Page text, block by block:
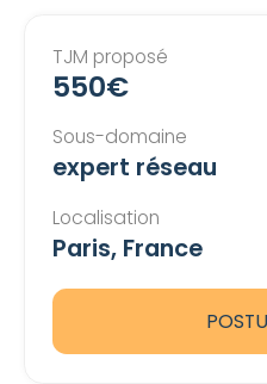
TJM proposé
550€
Sous-domaine
expert réseau
Localisation
Paris, France